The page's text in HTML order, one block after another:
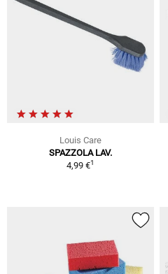
Louis Care
SPAZZOLA LAV.
4,99 €1